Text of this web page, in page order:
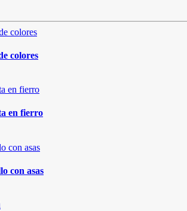
colores
en fierro
con asas